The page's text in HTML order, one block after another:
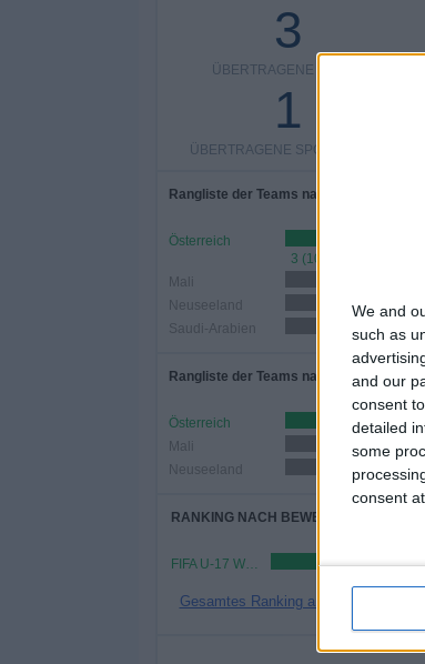
We and
such as
and our
consent
detailed
some
consent
3
ÜBERTRAGENE SPIELE
1
ÜBERTRAGENE SPORTARTEN
Rangliste der Teams nach Anzahl der
Österreich
3 (100%)
Mali
Neuseeland
1
Saudi-Arabien
1
Rangliste der Teams nach Anzahl der
Österreich
1
Mali
1
Neuseeland
1
RANKING NACH BEWERBEN
FIFA U-17 Weltmeisterschaft
Gesamtes Ranking anzeigen